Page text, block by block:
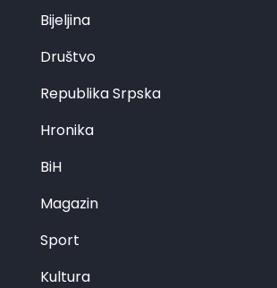
Bijeljina
Društvo
Republika Srpska
Hronika
BiH
Magazin
Sport
Kultura